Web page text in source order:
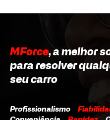
MForce, a melhor
para resolver
seu carro
Profissionalismo